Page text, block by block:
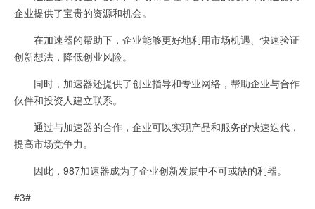
企业提供了宝贵的资源和机会。
在加速器的帮助下，企业能够更好地利用市场机遇、快速验证
创新想法，降低创业风险。
同时，加速器还提供了创业指导和专业网络，帮助企业与合作
伙伴和投资人建立联系。
通过与加速器的合作，企业可以实现产品和服务的快速迭代，
提高市场竞争力。
因此，987加速器成为了企业创新发展中不可或缺的利器。
#3#